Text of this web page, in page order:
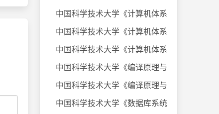
中国科学技术大学《计算机体系结构
中国科学技术大学《计算机体系结构
中国科学技术大学《计算机体系结构
中国科学技术大学《编译原理与技术
中国科学技术大学《编译原理与技术
中国科学技术大学《数据库系统及应